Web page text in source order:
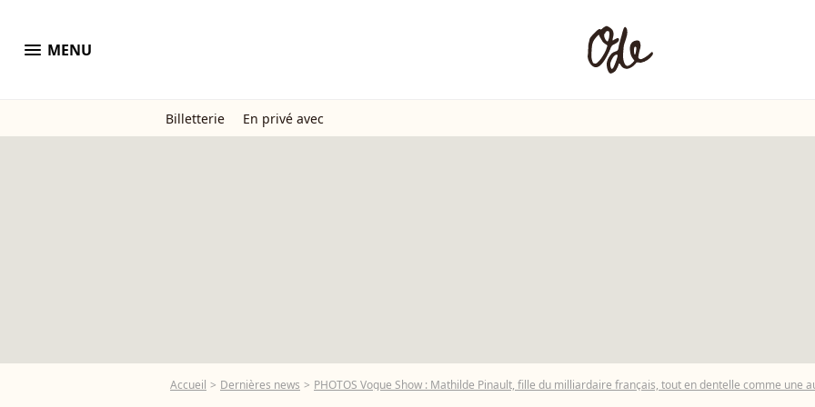
menu MENU
Billetterie En privé avec
Accueil Dernières news PHOTOS Vogue Show : Mathilde Pinault, fille du milliardaire français, tout en dentelle comme une